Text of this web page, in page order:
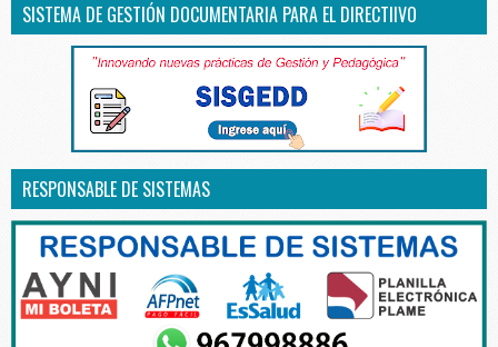
SISTEMA DE GESTIÓN DOCUMENTARIA PARA EL DIRECTIIVO
RESPONSABLE DE SISTEMAS